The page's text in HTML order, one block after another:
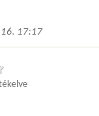
17:17